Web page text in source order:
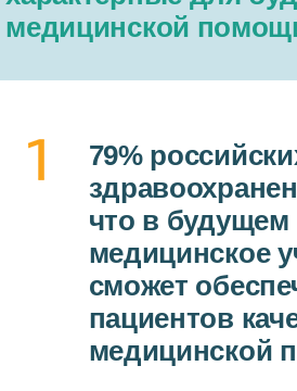
медицинской
79%
что в будущем
медицинское
сможет
пациентов
медицинской